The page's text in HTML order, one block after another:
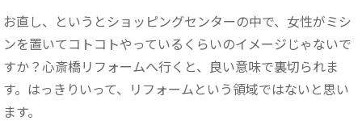
お直し、というとショッピングセンターの中で、女性がミシ
ンを置いてコトコトやっているくらいのイメージじゃないで
すか？心斎橋リフォームへ行くと、良い意味で裏切られま
す。はっきりいって、リフォームという領域ではないと思い
ます。